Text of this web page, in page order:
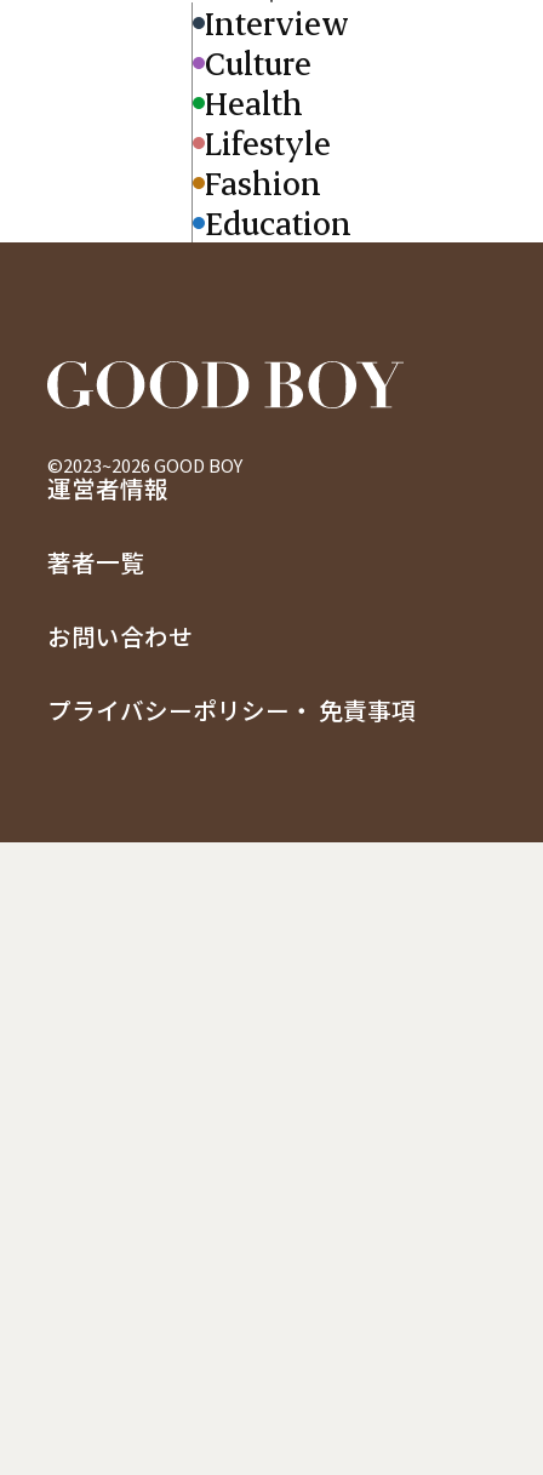
Interview
Culture
Health
Lifestyle
Fashion
Education
©2023~2026 GOOD BOY
運営者情報
著者一覧
お問い合わせ
プライバシーポリシー・ 免責事項